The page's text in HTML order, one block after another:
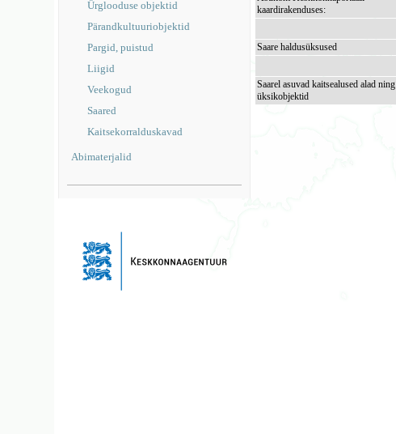
Ürglooduse objektid
Pärandkultuuriobjektid
Pargid, puistud
Liigid
Veekogud
Saared
Kaitsekorralduskavad
Abimaterjalid
kaardirakenduses:
Saare haldusüksused
Saarel asuvad kaitsealused alad ning
üksikobjektid